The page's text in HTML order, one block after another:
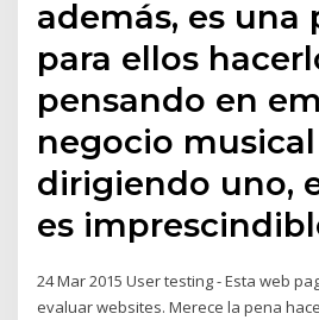
además, es una
para ellos
pensando en
negocio
dirigiendo uno,
es
24 Mar 2015 User testing - Esta web
evaluar websites. Merece la pena